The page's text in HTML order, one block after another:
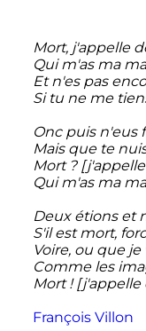
Mort, j'appelle
Qui m'as ma
Et n'es pas
Si tu ne me
Onc puis n'eus
Mais que te
Mort ?
Qui m'as ma
Deux étions et
S'il est mort,
Voire, ou que je
Comme les
Mort ! [j'appelle
François Villon